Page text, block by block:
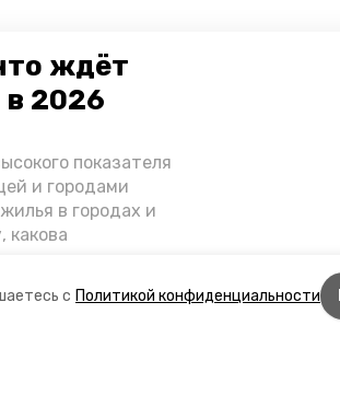
с Политикой конфиденциальности
ждёт
2026
показателя
и городами
в городах и
какова
прогнозы о